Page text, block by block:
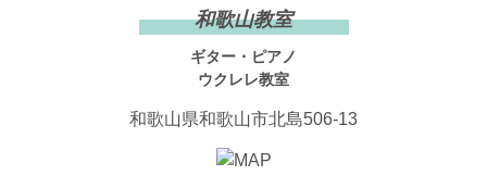
和歌山教室
ギター・ピアノ
ウクレレ教室
和歌山県和歌山市北島506-13